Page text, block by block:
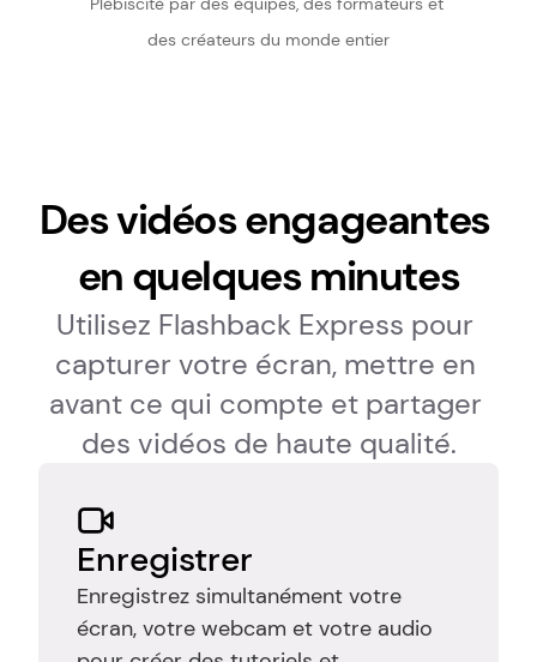
des créateurs du monde entier
Des vidéos engageantes
en quelques minutes
Utilisez Flashback Express pour
capturer votre écran, mettre en
avant ce qui compte et partager
des vidéos de haute qualité.
Enregistrer
Enregistrez simultanément votre
écran, votre webcam et votre audio